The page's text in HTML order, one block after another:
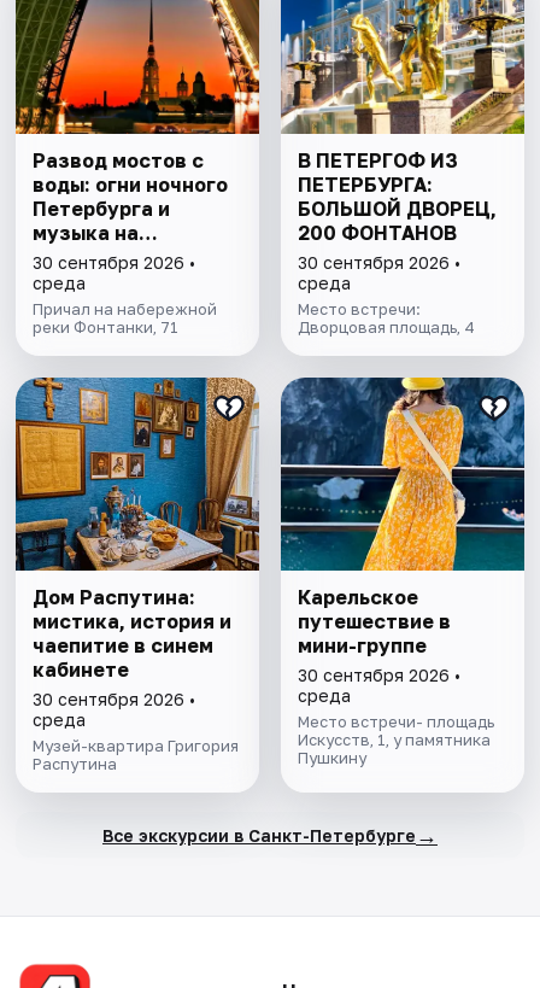
Развод мостов с
воды: огни ночного
Петербурга и
музыка на
теплоходе
30 сентября 2026 •
среда
Причал на набережной
реки Фонтанки, 71
В ПЕТЕРГОФ ИЗ
ПЕТЕРБУРГА:
БОЛЬШОЙ ДВОРЕЦ,
200 ФОНТАНОВ
30 сентября 2026 •
среда
Место встречи:
Дворцовая площадь, 4
Дом Распутина:
мистика, история и
чаепитие в синем
кабинете
30 сентября 2026 •
среда
Музей-квартира Григория
Распутина
Карельское
путешествие в
мини-группе
30 сентября 2026 •
среда
Место встречи- площадь
Искусств, 1, у памятника
Пушкину
Все экскурсии в Санкт-Петербурге →